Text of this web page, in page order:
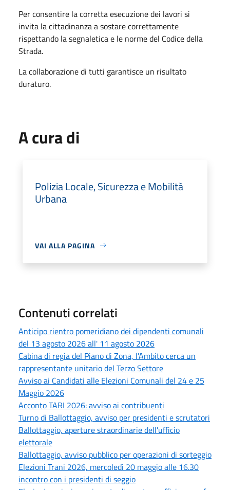
Per consentire la corretta esecuzione dei lavori si
invita la cittadinanza a sostare correttamente
rispettando la segnaletica e le norme del Codice della
Strada.
La collaborazione di tutti garantisce un risultato
duraturo.
A cura di
Polizia Locale, Sicurezza e Mobilità
Urbana
VAI ALLA PAGINA
Contenuti correlati
Anticipo rientro pomeridiano dei dipendenti comunali
del 13 agosto 2026 all' 11 agosto 2026
Cabina di regia del Piano di Zona, l'Ambito cerca un
rappresentante unitario del Terzo Settore
Avviso ai Candidati alle Elezioni Comunali del 24 e 25
Maggio 2026
Acconto TARI 2026: avviso ai contribuenti
Turno di Ballottaggio, avviso per presidenti e scrutatori
Ballottaggio, aperture straordinarie dell'ufficio
elettorale
Ballottaggio, avviso pubblico per operazioni di sorteggio
Elezioni Trani 2026, mercoledì 20 maggio alle 16.30
incontro con i presidenti di seggio